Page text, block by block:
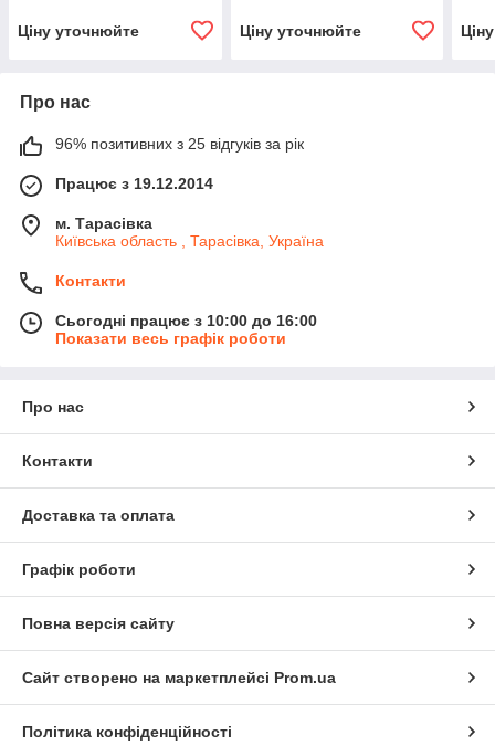
Ціну уточнюйте Ціну уточнюйте
Про нас
96% позитивних з 25 відгуків за рік
Працює з 19.12.2014
м. Тарасівка
Київська область , Тарасівка, Україна
Контакти
Сьогодні працює з 10:00 до 16:00
Показати весь графік роботи
Про нас
Контакти
Доставка та оплата
Графік роботи
Повна версія сайту
Сайт створено на маркетплейсі Prom.ua
Політика конфіденційності